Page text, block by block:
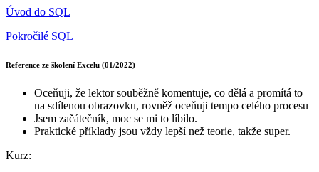
Úvod do SQL
Pokročilé SQL
Reference ze školení Excelu (01/2022)
Oceňuji, že lektor souběžně komentuje, co dělá a promítá to
na sdílenou obrazovku, rovněž oceňuji tempo celého procesu
Jsem začátečník, moc se mi to líbilo.
Praktické příklady jsou vždy lepší než teorie, takže super.
Kurz: